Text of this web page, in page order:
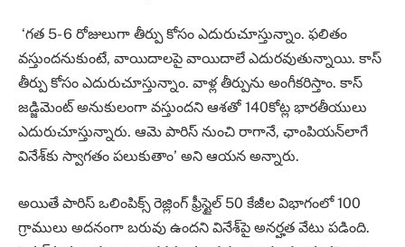
‘గత 5- 6 రోజులుగా తీర్పు కోసం ఎదురుచూస్తున్నాం. ఫలితం
వస్తుందనుకుంటే, వాయిదాలపై వాయిదాలే ఎదురవుతున్నాయి. కాస్
తీర్పు కోసం ఎదురుచూస్తున్నాం. వాళ్ల తీర్పును అంగీకరిస్తాం. కాస్​
జడ్జిమెంట్ అనుకులంగా వస్తుందని ఆశతో ​140కోట్ల భారతీయులు
ఎదురుచూస్తున్నారు. ఆమె పారిస్ నుంచి రాగానే, ఛాంపియన్​లాగే
వినేశ్​కు స్వాగతం పలుకుతాం’ అని ఆయన అన్నారు.
అయితే పారిస్ ఒలింపిక్స్‌ రెజ్లింగ్‌ ఫ్రీస్టైల్ 50 కేజీల విభాగంలో 100
గ్రాములు అదనంగా బరువు ఉందని వినేశ్‌పై అనర్హత వేటు పడింది.